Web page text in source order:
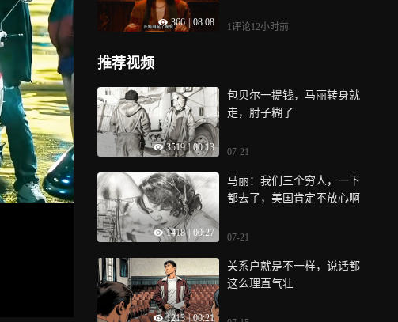
366 08:08 1评论12小时前
推荐视频
3519 | 00:13
包贝尔一提钱，马丽转身就
走，肘子糊了
07-21
1418 00:27
马丽：我们三个穷人，一下
都去了，美国肯定不放心啊
07-21
1213 | 00:21
关系户就是不一样，说话都
这么理直气壮